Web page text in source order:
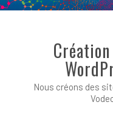
Nous créons des